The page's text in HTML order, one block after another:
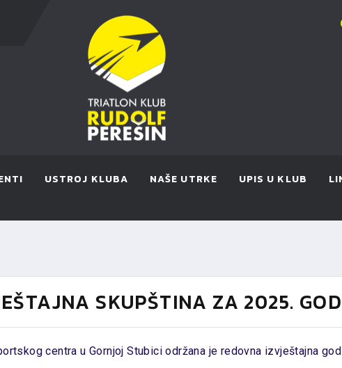
USTROJ KLUBA NAŠE UTRKE UPIS U KLUB
SKUPŠTINA ZA 2025.
centra u Gornjoj Stubici održana je redovna izvještajna